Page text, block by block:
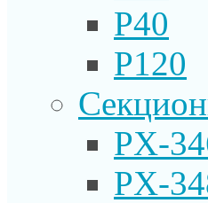
P40
P120
PX-
PX-